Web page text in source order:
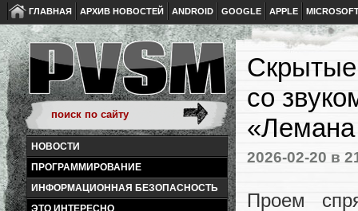
ГЛАВНАЯ АРХИВ НОВОСТЕЙ ANDROID GOOGLE APPLE
НОВОСТИ
ПРОГРАММИРОВАНИЕ
ИНФОРМАЦИОННАЯ БЕЗОПАСНОСТЬ
ЭТО ИНТЕРЕСНО
Скрытые
со
2026-02-20 в
Проем